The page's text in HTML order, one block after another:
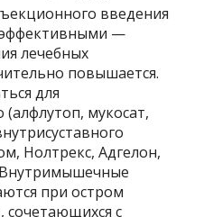
введения
—
лечебных
повышается.
для
мукосат,
Нолтрекс, Адгелон,
Внутримышечные
при остром
сочетающихся с